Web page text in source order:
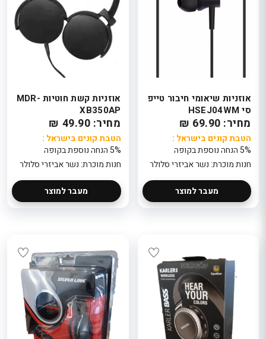
אוזניות שיאומי חיבור טייפ
סי HSEJ04WM
מחיר: 69.90 ₪
הטבת קונים בישראל :
5% הנחה נוספת בקופה
חנות מוכרת: נשר אביזרי סלולר
מעבר למוצר
אוזניות קשת חוטיות MDR-
XB350AP
מחיר: 49.90 ₪
הטבת קונים בישראל :
5% הנחה נוספת בקופה
חנות מוכרת: נשר אביזרי סלולר
מעבר למוצר